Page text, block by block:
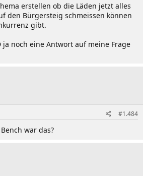
erstellen ob die Läden jetzt alles
den Bürgersteig schmeissen können
gibt.
noch eine Antwort auf meine Frage
#1.484
war das?